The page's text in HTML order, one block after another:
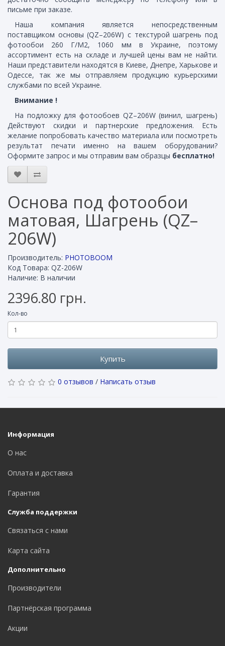
письме при заказе.
Наша компания является непосредственным
поставщиком основы (QZ–206W) с текстурой шагрень под
фотообои 260 Г/М2, 1060 мм в Украине, поэтому
ассортимент есть на складе и лучшей цены вам не найти.
Наши представители находятся в Киеве, Днепре, Харькове и
Одессе, так же мы отправляем продукцию курьерскими
службами по всей Украине.
Внимание !
На подложку для фотообоев QZ–206W (винил, шагрень)
Действуют скидки и партнерские предложения. Есть
желание попробовать качество материала или посмотреть
результат печати именно на вашем оборудовании?
Оформите запрос и мы отправим вам образцы бесплатно!
Основа под фотообои
матовая, Шагрень (QZ–
206W)
Производитель: PHOTOBOOM
Код Товара: QZ-206W
Наличие: В наличии
2396.80 грн.
Кол-во
Купить
0 отзывов / Написать отзыв
Информация
О нас
Оплата и доставка
Гарантия
Служба поддержки
Связаться с нами
Карта сайта
Дополнительно
Производители
Партнёрская программа
Акции